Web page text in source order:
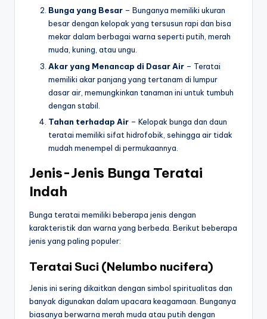
Bunga yang Besar – Bunganya memiliki ukuran
besar dengan kelopak yang tersusun rapi dan bisa
mekar dalam berbagai warna seperti putih, merah
muda, kuning, atau ungu.
Akar yang Menancap di Dasar Air – Teratai
memiliki akar panjang yang tertanam di lumpur
dasar air, memungkinkan tanaman ini untuk tumbuh
dengan stabil.
Tahan terhadap Air – Kelopak bunga dan daun
teratai memiliki sifat hidrofobik, sehingga air tidak
mudah menempel di permukaannya.
Jenis-Jenis Bunga Teratai
Indah
Bunga teratai memiliki beberapa jenis dengan
karakteristik dan warna yang berbeda. Berikut beberapa
jenis yang paling populer:
Teratai Suci (Nelumbo nucifera)
Jenis ini sering dikaitkan dengan simbol spiritualitas dan
banyak digunakan dalam upacara keagamaan. Bunganya
biasanya berwarna merah muda atau putih dengan